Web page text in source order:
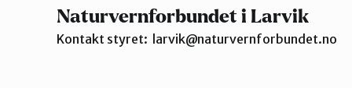
Naturvernforbundet i Larvik
Kontakt styret: larvik@naturvernforbundet.no